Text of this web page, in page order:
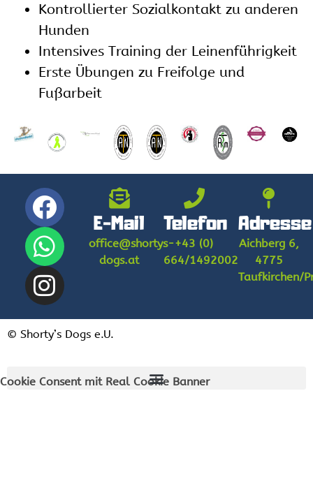
Kontrollierter Sozialkontakt zu anderen
Hunden
Intensives Training der Leinenführigkeit
Erste Übungen zu Freifolge und
Fußarbeit
E-Mail
office@shortys-
dogs.at
Telefon
+43 (0)
664/1492002
Adresse
Aichberg 6,
4775
Taufkirchen/
© Shorty’s Dogs e.U.
Cookie Consent mit Real Cookie Banner